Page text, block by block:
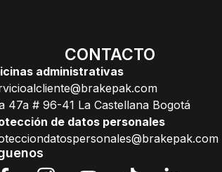
CONTACTO
administrativas
47a # 96-41 La Castellana Bogotá
de datos personales